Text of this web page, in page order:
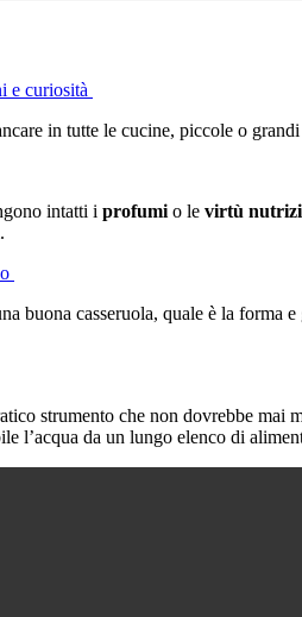
e curiosità
in tutte le cucine, piccole o
intatti i profumi o le virtù
buona casseruola, quale è la
strumento che non dovrebbe mai
l’acqua da un lungo elenco di